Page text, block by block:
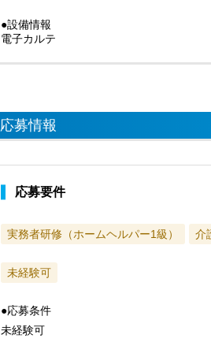
●設備情報
電子カルテ
応募情報
応募要件
実務者研修（ホームヘルパー1級） 介
未経験可
●応募条件
未経験可